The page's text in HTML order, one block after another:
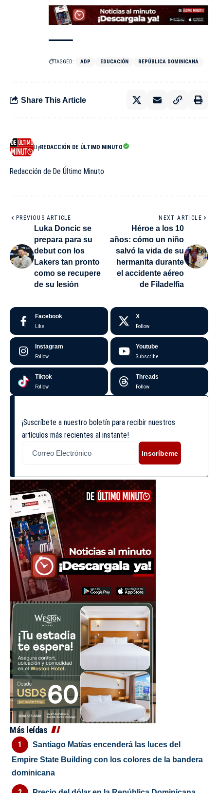
TAGGED: ADP EDUCACIÓN REPÚBLICA DOMINICANA
Share This Article
ByREDACCIÓN DE ÚLTIMO MINUTO
Redacción de De Último Minuto
PREVIOUS ARTICLE
Luka Doncic se
prepara para su
debut con los
Lakers tan pronto
como se recupere
de su lesión
NEXT ARTICLE
Héroe a los 10
años: cómo un niño
salvó la vida de su
hermanita durante
el accidente aéreo
de Filadelfia
Facebook
Like
X
Follow
Instagram
Follow
Youtube
Subscribe
Tiktok
Follow
Threads
Follow
¡Suscríbete a nuestro boletín para recibir nuestros
artículos más recientes al instante!
Inscríbeme
Más leídas
Santiago Matías encenderá las luces del
Empire State Building con los colores de la bandera
dominicana